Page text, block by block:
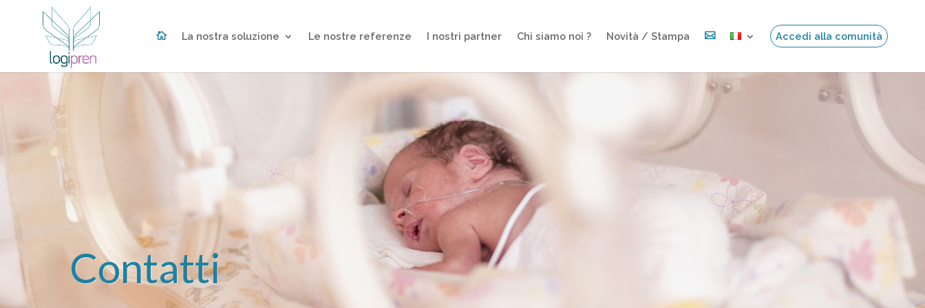
 La nostra soluzione Le nostre referenze I nostri partner Chi siamo noi ? Novità / Stampa  Accedi alla comunità
Contatti